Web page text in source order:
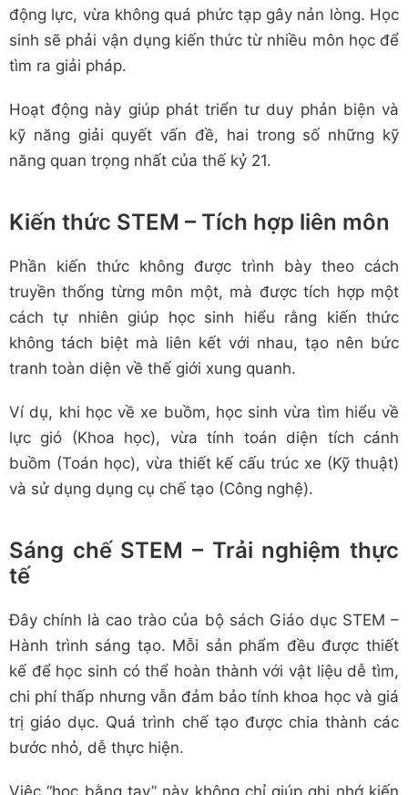
động lực, vừa không quá phức tạp gây nản lòng. Học
sinh sẽ phải vận dụng kiến thức từ nhiều môn học để
tìm ra giải pháp.
Hoạt động này giúp phát triển tư duy phản biện và
kỹ năng giải quyết vấn đề, hai trong số những kỹ
năng quan trọng nhất của thế kỷ 21.
Kiến thức STEM – Tích hợp liên môn
Phần kiến thức không được trình bày theo cách
truyền thống từng môn một, mà được tích hợp một
cách tự nhiên giúp học sinh hiểu rằng kiến thức
không tách biệt mà liên kết với nhau, tạo nên bức
tranh toàn diện về thế giới xung quanh.
Ví dụ, khi học về xe buồm, học sinh vừa tìm hiểu về
lực gió (Khoa học), vừa tính toán diện tích cánh
buồm (Toán học), vừa thiết kế cấu trúc xe (Kỹ thuật)
và sử dụng dụng cụ chế tạo (Công nghệ).
Sáng chế STEM – Trải nghiệm thực
tế
Đây chính là cao trào của bộ sách Giáo dục STEM –
Hành trình sáng tạo. Mỗi sản phẩm đều được thiết
kế để học sinh có thể hoàn thành với vật liệu dễ tìm,
chi phí thấp nhưng vẫn đảm bảo tính khoa học và giá
trị giáo dục. Quá trình chế tạo được chia thành các
bước nhỏ, dễ thực hiện.